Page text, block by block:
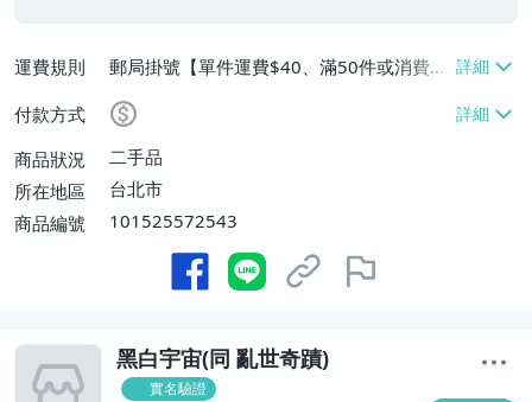
運費規則
郵局掛號【單件運費$40、滿50件或消費滿
$5000免運費】
付款方式
商品狀況
二手品
所在地區
台北市
商品編號
101525572543
黑白宇宙(同 亂世奇蹟)
實名驗證